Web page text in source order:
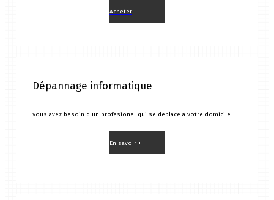
Acheter
Dépannage informatique
Vous avez besoin d'un profesionel qui se deplace a votre domicile
En savoir +